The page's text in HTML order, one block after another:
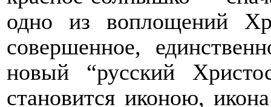
одно из воплощений
совершенное,
новый “русский
становится иконою,